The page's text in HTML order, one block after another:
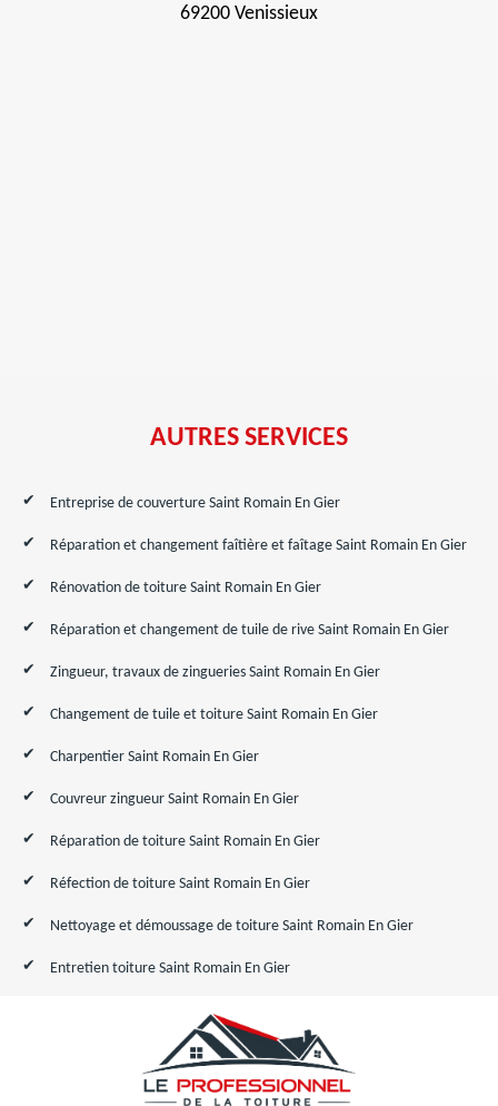
69200 Venissieux
AUTRES SERVICES
Entreprise de couverture Saint Romain En Gier
Réparation et changement faîtière et faîtage Saint Romain En Gier
Rénovation de toiture Saint Romain En Gier
Réparation et changement de tuile de rive Saint Romain En Gier
Zingueur, travaux de zingueries Saint Romain En Gier
Changement de tuile et toiture Saint Romain En Gier
Charpentier Saint Romain En Gier
Couvreur zingueur Saint Romain En Gier
Réparation de toiture Saint Romain En Gier
Réfection de toiture Saint Romain En Gier
Nettoyage et démoussage de toiture Saint Romain En Gier
Entretien toiture Saint Romain En Gier